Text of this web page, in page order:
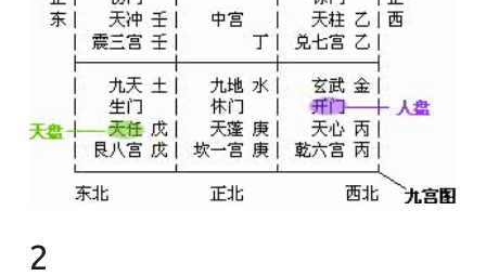
林師傅(Sammy Lam) 玄學顧問-奇門遁甲流年問事、增運、調整風水
2